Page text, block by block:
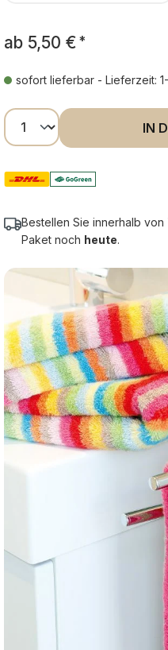
ab 5,50 € *
sofort lieferbar - Lieferzeit:
Produkt Anzahl: IN
Bestellen Sie innerhalb von
Paket noch heute.